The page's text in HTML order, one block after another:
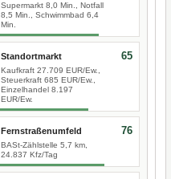
Supermarkt 8,0 Min., Notfall
8,5 Min., Schwimmbad 6,4
Min.
Standortmarkt
Kaufkraft 27.709 EUR/Ew.,
Steuerkraft 685 EUR/Ew.,
Einzelhandel 8.197
EUR/Ew.
65
Fernstraßenumfeld
BASt-Zählstelle 5,7 km,
24.837 Kfz/Tag
76